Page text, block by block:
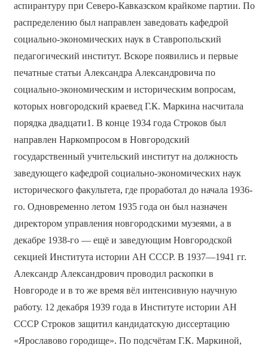
аспирантуру при Северо-Кавказском крайкоме партии. По
распределению был направлен заведовать кафедрой
социально-экономических наук в Ставропольский
педагогический институт. Вскоре появились и первые
печатные статьи Александра Александровича по
социально-экономическим и историческим вопросам,
которых новгородский краевед Г.К. Маркина насчитала
порядка двадцати1. В конце 1934 года Строков был
направлен Наркомпросом в Новгородский
государственный учительский институт на должность
заведующего кафедрой социально-экономических наук
исторического факультета, где проработал до начала 1936-
го. Одновременно летом 1935 года он был назначен
директором управления новгородскими музеями, а в
декабре 1938-го — ещё и заведующим Новгородской
секцией Института истории АН СССР. В 1937—1941 гг.
Александр Александрович проводил раскопки в
Новгороде и в то же время вёл интенсивную научную
работу. 12 декабря 1939 года в Институте истории АН
СССР Строков защитил кандидатскую диссертацию
«Ярославово городище». По подсчётам Г.К. Маркиной,